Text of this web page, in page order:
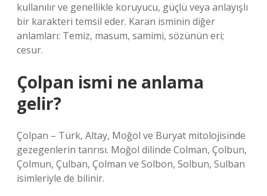
kullanılır ve genellikle koruyucu, güçlü veya anlayışlı
bir karakteri temsil eder. Karan isminin diğer
anlamları: Temiz, masum, samimi, sözünün eri;
cesur.
Çolpan ismi ne anlama
gelir?
Çolpan – Türk, Altay, Moğol ve Buryat mitolojisinde
gezegenlerin tanrısı. Moğol dilinde Colman, Çolbun,
Çolmun, Çulban, Çolman ve Solbon, Solbun, Sulban
isimleriyle de bilinir.